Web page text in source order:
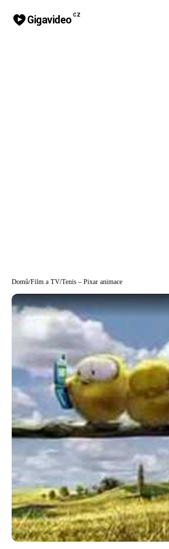
Gigavideo CZ
Domů/Film a TV/Tenis – Pixar animace